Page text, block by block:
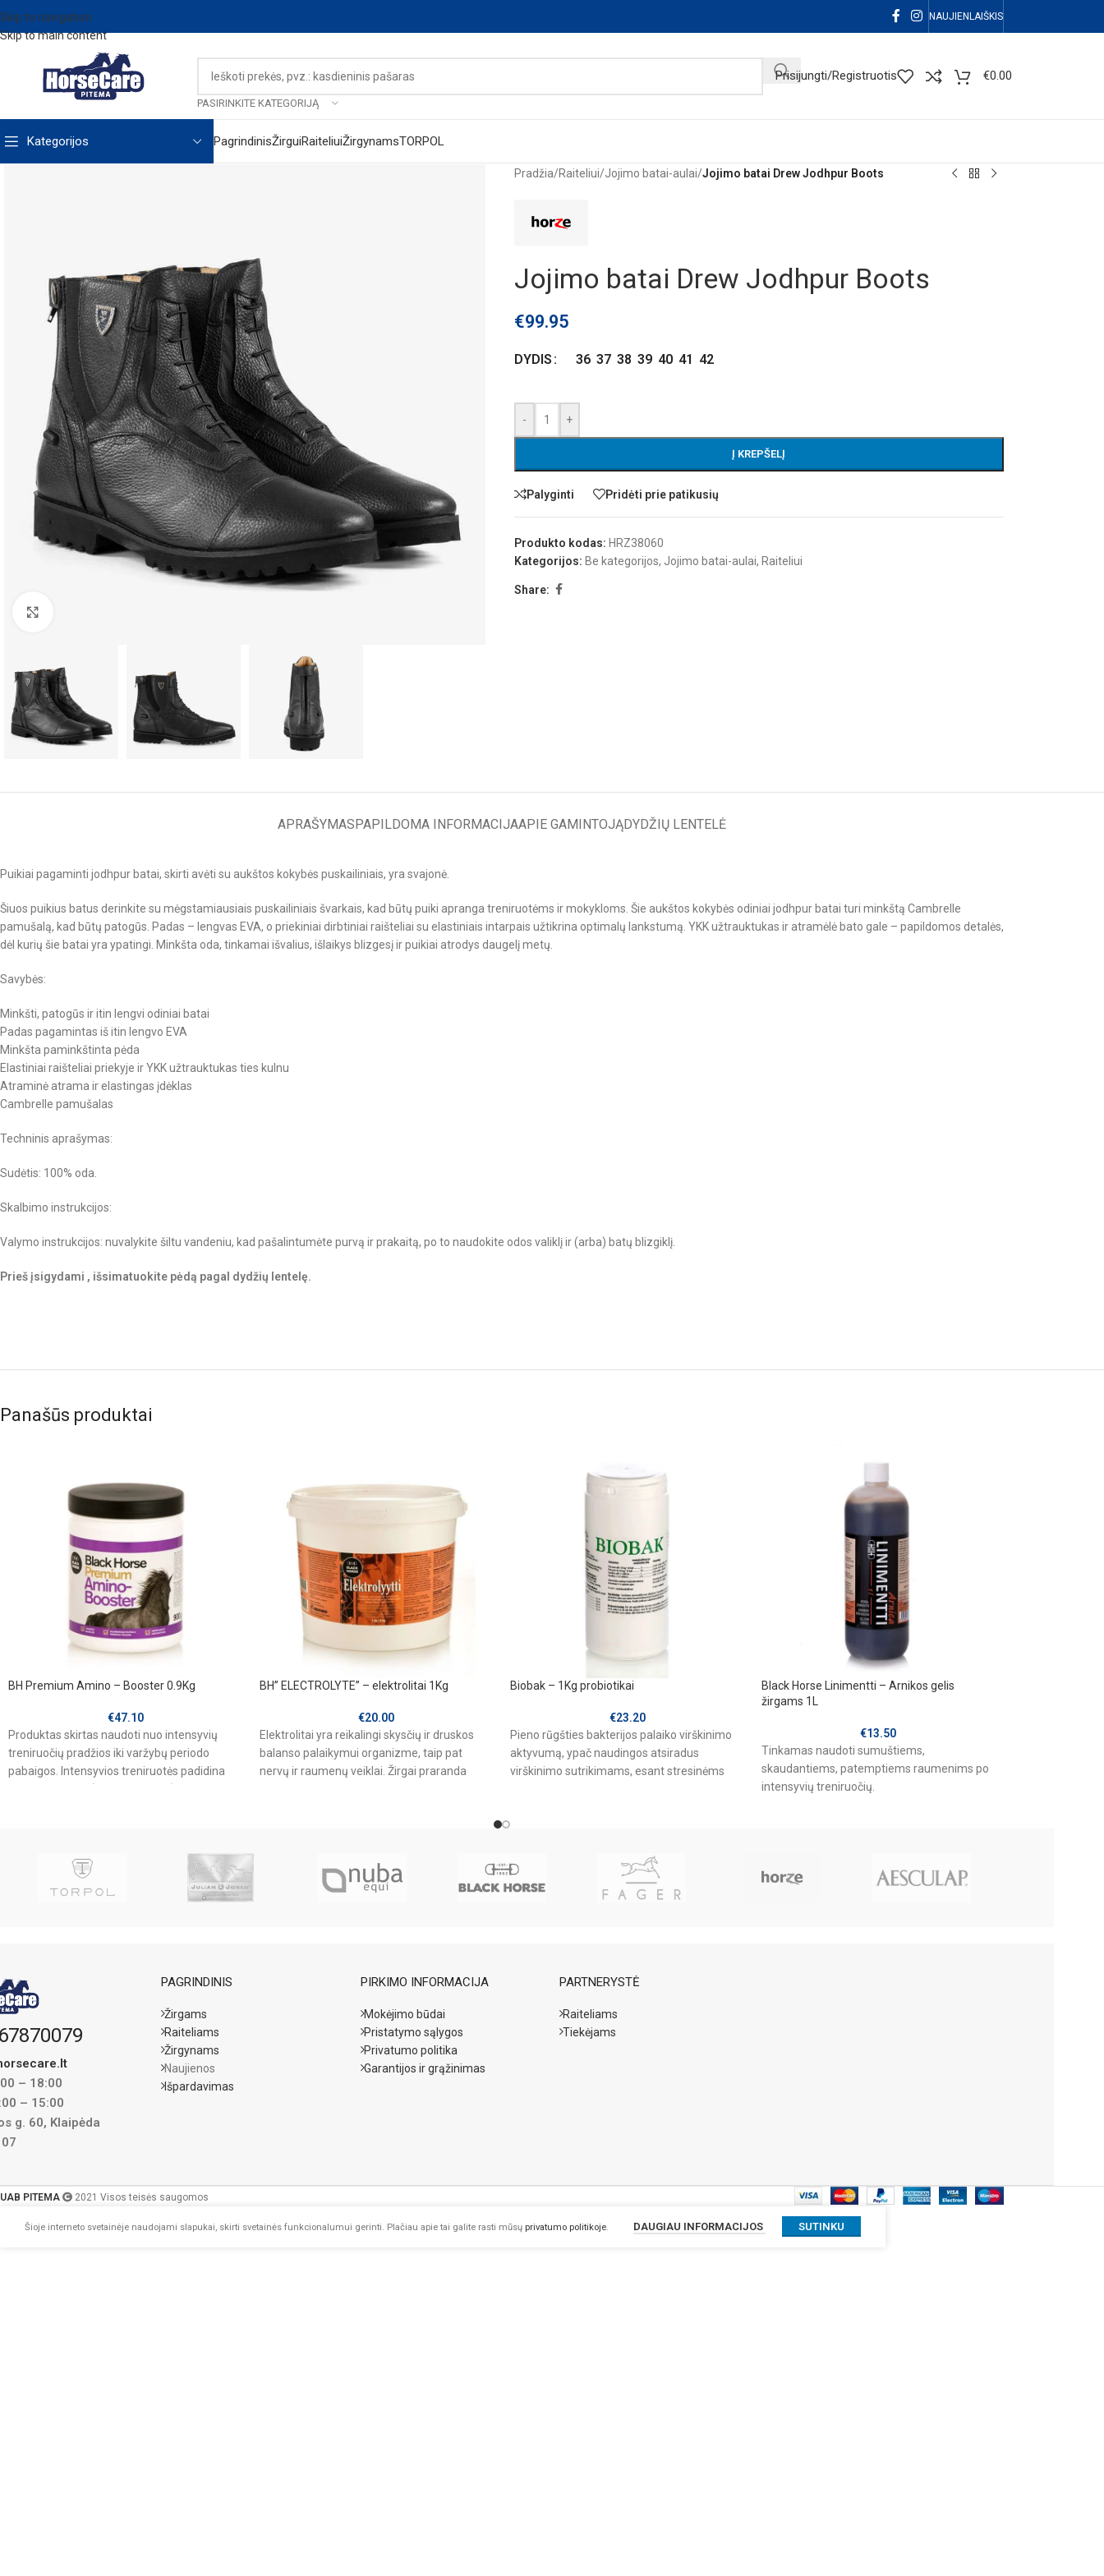
Skip to navigation
Skip to main content
NAUJIENLAIŠKIS
PASIRINKITE KATEGORIJĄ
Prisijungti/Registruotis €0.00
Kategorijos PagrindinisŽirguiRaiteliuiŽirgynamsTORPOL
Pradžia/Raiteliui/Jojimo batai-aulai/Jojimo batai Drew Jodhpur Boots
Jojimo batai Drew Jodhpur Boots
€99.95
DYDIS 36 37 38 39 40 41 42
- +
Į KREPŠELĮ
Palyginti Pridėti prie patikusių
Produkto kodas: HRZ38060
Kategorijos: Be kategorijos, Jojimo batai-aulai, Raiteliui
Share:
APRAŠYMASPAPILDOMA INFORMACIJAAPIE GAMINTOJĄDYDŽIŲ LENTELĖ
Puikiai pagaminti jodhpur batai, skirti avėti su aukštos kokybės puskailiniais, yra svajonė.
Šiuos puikius batus derinkite su mėgstamiausiais puskailiniais švarkais, kad būtų puiki apranga treniruotėms ir mokykloms. Šie aukštos kokybės odiniai jodhpur batai turi minkštą Cambrelle
pamušalą, kad būtų patogūs. Padas – lengvas EVA, o priekiniai dirbtiniai raišteliai su elastiniais intarpais užtikrina optimalų lankstumą. YKK užtrauktukas ir atramėlė bato gale – papildomos detalės,
dėl kurių šie batai yra ypatingi. Minkšta oda, tinkamai išvalius, išlaikys blizgesį ir puikiai atrodys daugelį metų.
Savybės:
Minkšti, patogūs ir itin lengvi odiniai batai
Padas pagamintas iš itin lengvo EVA
Minkšta paminkštinta pėda
Elastiniai raišteliai priekyje ir YKK užtrauktukas ties kulnu
Atraminė atrama ir elastingas įdėklas
Cambrelle pamušalas
Techninis aprašymas:
Sudėtis: 100% oda.
Skalbimo instrukcijos:
Valymo instrukcijos: nuvalykite šiltu vandeniu, kad pašalintumėte purvą ir prakaitą, po to naudokite odos valiklį ir (arba) batų blizgiklį.
Prieš įsigydami , išsimatuokite pėdą pagal dydžių lentelę.
Panašūs produktai
BH Premium Amino – Booster 0.9Kg
€47.10
Produktas skirtas naudoti nuo intensyvių
treniruočių pradžios iki varžybų periodo
pabaigos. Intensyvios treniruotės padidina
BH” ELECTROLYTE” – elektrolitai 1Kg
€20.00
Elektrolitai yra reikalingi skysčių ir druskos
balanso palaikymui organizme, taip pat
nervų ir raumenų veiklai. Žirgai praranda
Biobak – 1Kg probiotikai
€23.20
Pieno rūgšties bakterijos palaiko virškinimo
aktyvumą, ypač naudingos atsiradus
virškinimo sutrikimams, esant stresinėms
Black Horse Linimentti – Arnikos gelis
žirgams 1L
€13.50
Tinkamas naudoti sumuštiems,
skaudantiems, patemptiems raumenims po
intensyvių treniruočių.
– 18:00
– 15:00
g. 60, Klaipėda
PAGRINDINIS
Žirgams
Raiteliams
Žirgynams
Naujienos
Išpardavimas
PIRKIMO INFORMACIJA
Mokėjimo būdai
Pristatymo sąlygos
Privatumo politika
Garantijos ir grąžinimas
PARTNERYSTĖ
Raiteliams
Tiekėjams
UAB PITEMA 2021 Visos teisės saugomos
Šioje interneto svetainėje naudojami slapukai, skirti svetainės funkcionalumui gerinti. Plačiau apie tai galite rasti mūsų privatumo politikoje. DAUGIAU INFORMACIJOS SUTINKU